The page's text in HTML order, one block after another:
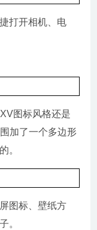
打开相机、电
图标风格还是
加了一个多边形
。
图标、壁纸方
。